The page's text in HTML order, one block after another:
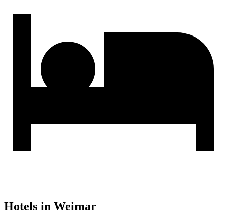
Hotels in Weimar